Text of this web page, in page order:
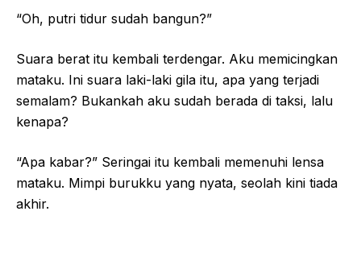
“Oh, putri tidur sudah bangun?”
Suara berat itu kembali terdengar. Aku memicingkan
mataku. Ini suara laki-laki gila itu, apa yang terjadi
semalam? Bukankah aku sudah berada di taksi, lalu
kenapa?
“Apa kabar?” Seringai itu kembali memenuhi lensa
mataku. Mimpi burukku yang nyata, seolah kini tiada
akhir.